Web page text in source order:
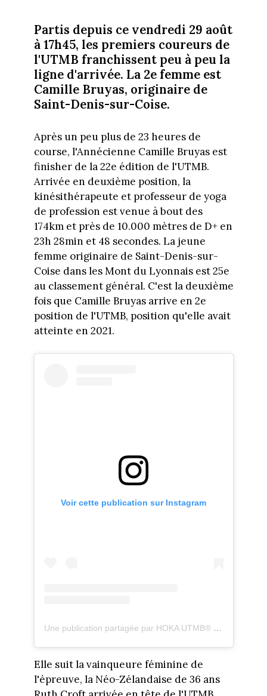
Partis depuis ce vendredi 29 août
à 17h45, les premiers coureurs de
l'UTMB franchissent peu à peu la
ligne d'arrivée. La 2e femme est
Camille Bruyas, originaire de
Saint-Denis-sur-Coise.
Après un peu plus de 23 heures de
course, l'Annécienne Camille Bruyas est
finisher de la 22e édition de l'UTMB.
Arrivée en deuxième position, la
kinésithérapeute et professeur de yoga
de profession est venue à bout des
174km et près de 10.000 mètres de D+ en
23h 28min et 48 secondes. La jeune
femme originaire de Saint-Denis-sur-
Coise dans les Mont du Lyonnais est 25e
au classement général. C'est la deuxième
fois que Camille Bruyas arrive en 2e
position de l'UTMB, position qu'elle avait
atteinte en 2021.
Voir cette publication sur Instagram
Une publication partagée par HOKA UTMB® Mont-Blanc (@utmbmontblanc)
Elle suit la vainqueure féminine de
l'épreuve, la Néo-Zélandaise de 36 ans